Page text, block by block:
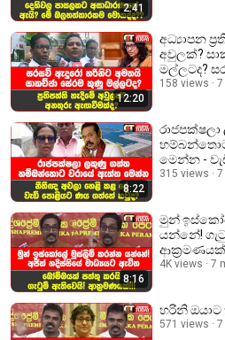
2:41
12:20
අධ්‍යාපන
අවුලක්?
මල්ලටද?
අමතයි
158 views
8:22
මෙන්න -
ගත්තේ
315 views
8:16
මුන්
යන්නේ!
4K views 7
හරිනි
571 views